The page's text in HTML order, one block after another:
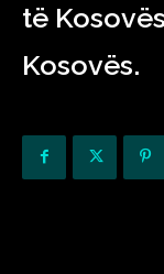
të
Kosovës.